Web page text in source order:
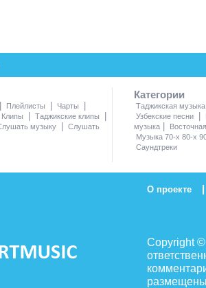
| Плейлисты | Чарты |
Клипы | Таджикские клипы |
музыку | Слушать
Категории
Таджикская музыка
Узбекские песни
|
музыка |
Музыка 70-х 80-х
Саундтреки
О проекте |
Copyright
размещены